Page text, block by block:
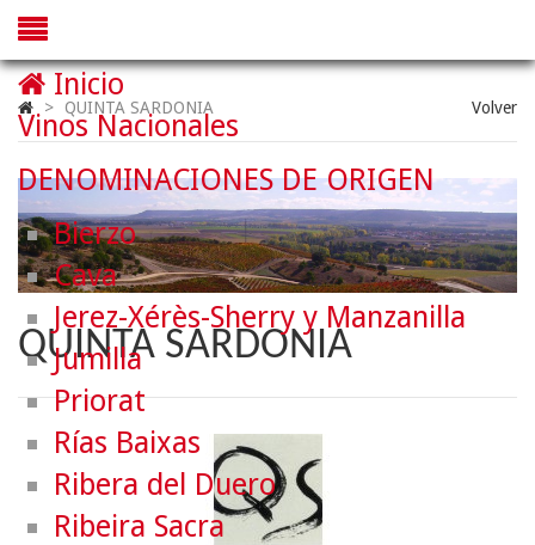
> QUINTA SARDONIA Volver
QUINTA SARDONIA
Inicio
Vinos Nacionales
DENOMINACIONES DE ORIGEN
Bierzo
Cava
Jerez-Xérès-Sherry y Manzanilla
Jumilla
Priorat
Rías Baixas
Ribera del Duero
Ribeira Sacra